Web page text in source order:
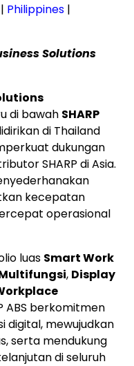
| Philippines |
Solutions
di bawah SHARP
di Thailand
dukungan
SHARP di Asia.
kecepatan
operasional
luas Smart Work
, Display
ABS berkomitmen
digital, mewujudkan
serta mendukung
di seluruh